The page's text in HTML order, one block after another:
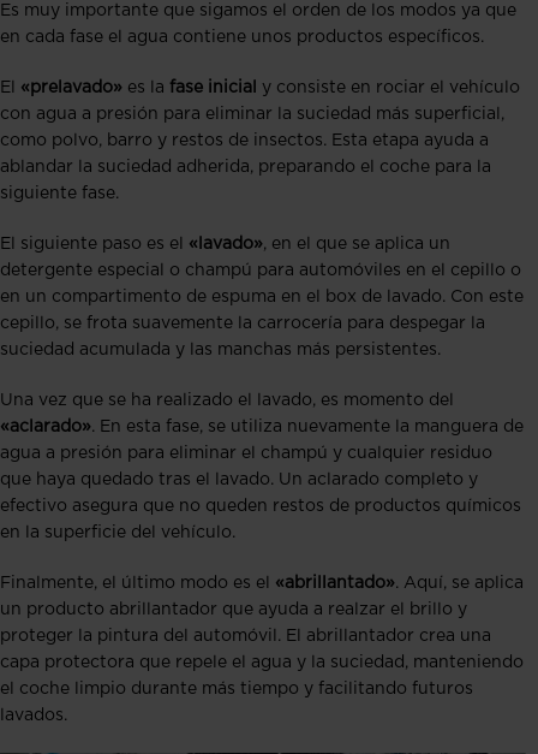
Es muy importante que sigamos el orden de los modos ya que
en cada fase el agua contiene unos productos específicos.
El «prelavado» es la fase inicial
y consiste en rociar el vehículo
con agua a presión para eliminar la suciedad más superficial,
como polvo, barro y restos de insectos. Esta etapa ayuda a
ablandar la suciedad adherida, preparando el coche para la
siguiente fase.
El siguiente paso es el «lavado», en el que se aplica un
detergente especial o champú para automóviles en el cepillo o
en un compartimento de espuma en el box de lavado. Con este
cepillo, se frota suavemente la carrocería para despegar la
suciedad acumulada y las manchas más persistentes.
Una vez que se ha realizado el lavado, es momento del
«aclarado». En esta fase, se utiliza nuevamente la manguera de
agua a presión para eliminar el champú y cualquier residuo
que haya quedado tras el lavado. Un aclarado completo y
efectivo asegura que no queden restos de productos químicos
en la superficie del vehículo.
Finalmente, el último modo es el «abrillantado». Aquí, se aplica
un producto abrillantador que ayuda a realzar el brillo y
proteger la pintura del automóvil. El abrillantador crea una
capa protectora que repele el agua y la suciedad, manteniendo
el coche limpio durante más tiempo y facilitando futuros
lavados.